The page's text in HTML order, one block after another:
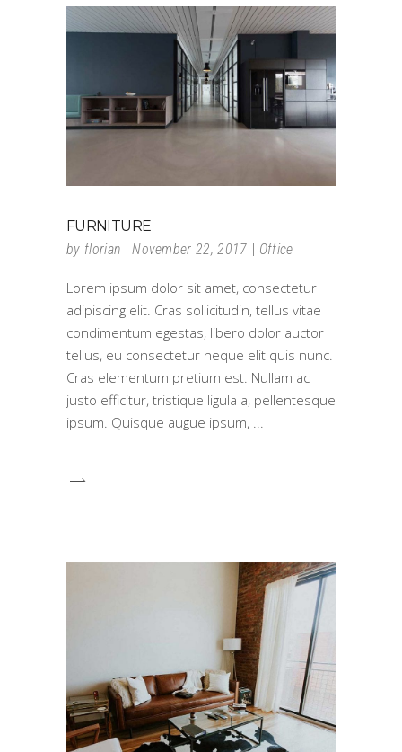
FURNITURE
by florian November 22, 2017 Office
Lorem ipsum dolor sit amet, consectetur
adipiscing elit. Cras sollicitudin, tellus vitae
condimentum egestas, libero dolor auctor
tellus, eu consectetur neque elit quis nunc.
Cras elementum pretium est. Nullam ac
justo efficitur, tristique ligula a, pellentesque
ipsum. Quisque augue ipsum,